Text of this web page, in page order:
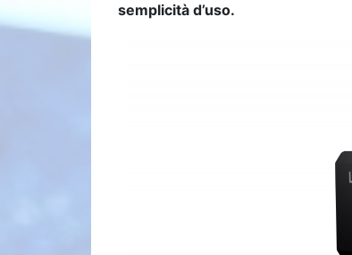
semplicità d’uso.